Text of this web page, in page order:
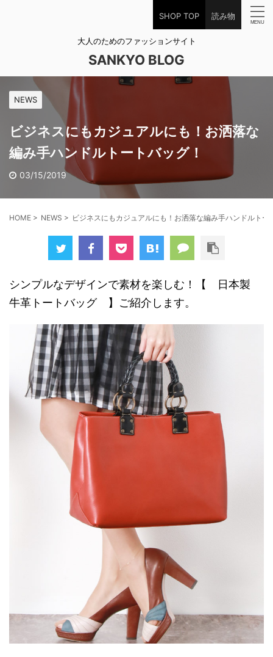
SHOP TOP 読み物
大人のためのファッションサイト
SANKYO BLOG
NEWS
ビジネスにもカジュアルにも！お洒落な
編み手ハンドルトートバッグ！
03/15/2019
HOME > NEWS > ビジネスにもカジュアルにも！お洒落な編み手ハンドルトー
シンプルなデザインで素材を楽しむ！【 日本製
牛革トートバッグ 】ご紹介します。